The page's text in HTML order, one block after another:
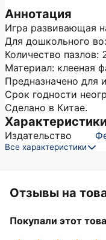
Аннотация
Игра развивающая
Для дошкольного
Количество пазлов:
Материал: клееная
Предназначено для
Срок годности
Сделано в Китае.
Характеристики
Издательство
Все характеристики
Отзывы на
Покупали этот